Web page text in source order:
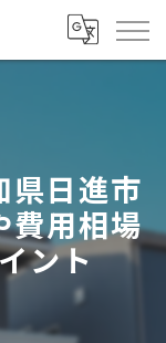
県日進市
費用相場
ント